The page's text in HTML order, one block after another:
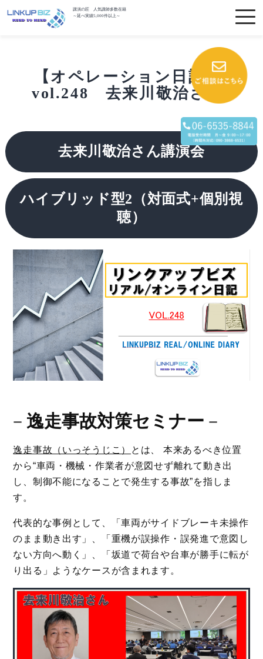
講演の匠 人気講師多数在籍
～延べ実績5,000件以上～
【オペレーション日記】
vol.248 去来川敬治さん
去来川敬治さん講演会
ハイブリッド型2（対面式+個別視
聴）
－ 逸走事故対策セミナー －
逸走事故（いっそうじこ）
とは、 本来あるべき位置
から“車両・機械・作業者が意図せず離れて動き出
し、制御不能になることで発生する事故”を指しま
す。
代表的な事例として、「車両がサイドブレーキ未操作
のまま動き出す」、「重機が誤操作・誤発進で意図し
ない方向へ動く」、「坂道で荷台や台車が勝手に転が
り出る」ようなケースが含まれます。